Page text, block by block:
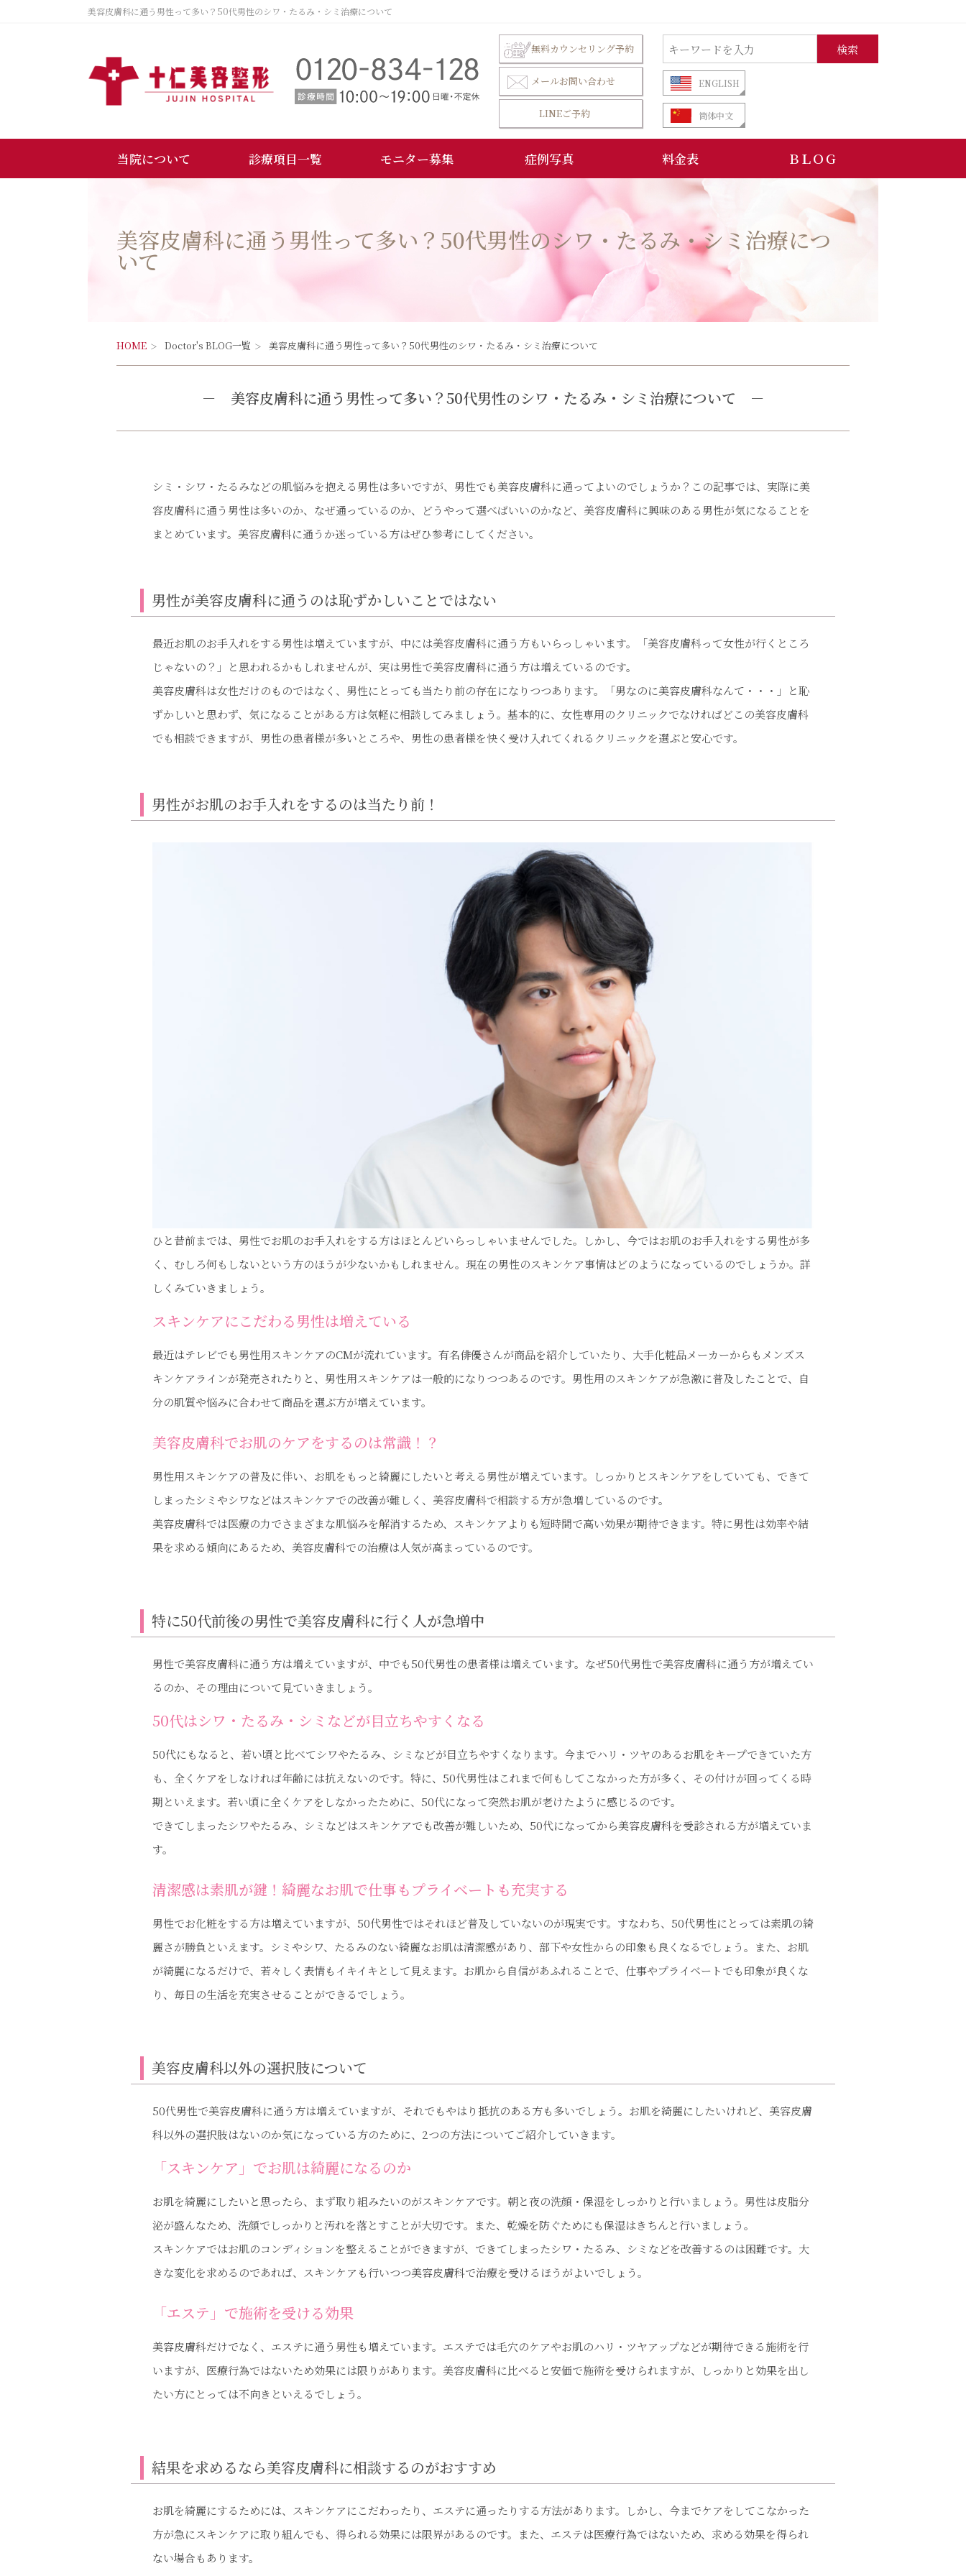
美容皮膚科に通う男性って多い？50代男性のシワ・たるみ・シミ治療について
無料カウンセリング予約
メールお問い合わせ
LINEご予約
検索
ENGLISH
筒体中文
当院について 診療項目一覧 モニター募集 症例写真 料金表 ＢＬＯＧ
美容皮膚科に通う男性って多い？50代男性のシワ・たるみ・シミ治療につ
いて
HOME Doctor's BLOG一覧 美容皮膚科に通う男性って多い？50代男性のシワ・たるみ・シミ治療について
－ 美容皮膚科に通う男性って多い？50代男性のシワ・たるみ・シミ治療について －
シミ・シワ・たるみなどの肌悩みを抱える男性は多いですが、男性でも美容皮膚科に通ってよいのでしょうか？この記事では、実際に美
容皮膚科に通う男性は多いのか、なぜ通っているのか、どうやって選べばいいのかなど、美容皮膚科に興味のある男性が気になることを
まとめています。美容皮膚科に通うか迷っている方はぜひ参考にしてください。
男性が美容皮膚科に通うのは恥ずかしいことではない
最近お肌のお手入れをする男性は増えていますが、中には美容皮膚科に通う方もいらっしゃいます。「美容皮膚科って女性が行くところ
じゃないの？」と思われるかもしれませんが、実は男性で美容皮膚科に通う方は増えているのです。
美容皮膚科は女性だけのものではなく、男性にとっても当たり前の存在になりつつあります。「男なのに美容皮膚科なんて・・・」と恥
ずかしいと思わず、気になることがある方は気軽に相談してみましょう。基本的に、女性専用のクリニックでなければどこの美容皮膚科
でも相談できますが、男性の患者様が多いところや、男性の患者様を快く受け入れてくれるクリニックを選ぶと安心です。
男性がお肌のお手入れをするのは当たり前！
ひと昔前までは、男性でお肌のお手入れをする方はほとんどいらっしゃいませんでした。しかし、今ではお肌のお手入れをする男性が多
く、むしろ何もしないという方のほうが少ないかもしれません。現在の男性のスキンケア事情はどのようになっているのでしょうか。詳
しくみていきましょう。
スキンケアにこだわる男性は増えている
最近はテレビでも男性用スキンケアのCMが流れています。有名俳優さんが商品を紹介していたり、大手化粧品メーカーからもメンズス
キンケアラインが発売されたりと、男性用スキンケアは一般的になりつつあるのです。男性用のスキンケアが急激に普及したことで、自
分の肌質や悩みに合わせて商品を選ぶ方が増えています。
美容皮膚科でお肌のケアをするのは常識！？
男性用スキンケアの普及に伴い、お肌をもっと綺麗にしたいと考える男性が増えています。しっかりとスキンケアをしていても、できて
しまったシミやシワなどはスキンケアでの改善が難しく、美容皮膚科で相談する方が急増しているのです。
美容皮膚科では医療の力でさまざまな肌悩みを解消するため、スキンケアよりも短時間で高い効果が期待できます。特に男性は効率や結
果を求める傾向にあるため、美容皮膚科での治療は人気が高まっているのです。
特に50代前後の男性で美容皮膚科に行く人が急増中
男性で美容皮膚科に通う方は増えていますが、中でも50代男性の患者様は増えています。なぜ50代男性で美容皮膚科に通う方が増えてい
るのか、その理由について見ていきましょう。
50代はシワ・たるみ・シミなどが目立ちやすくなる
50代にもなると、若い頃と比べてシワやたるみ、シミなどが目立ちやすくなります。今までハリ・ツヤのあるお肌をキープできていた方
も、全くケアをしなければ年齢には抗えないのです。特に、50代男性はこれまで何もしてこなかった方が多く、その付けが回ってくる時
期といえます。若い頃に全くケアをしなかったために、50代になって突然お肌が老けたように感じるのです。
できてしまったシワやたるみ、シミなどはスキンケアでも改善が難しいため、50代になってから美容皮膚科を受診される方が増えていま
す。
清潔感は素肌が鍵！綺麗なお肌で仕事もプライベートも充実する
男性でお化粧をする方は増えていますが、50代男性ではそれほど普及していないのが現実です。すなわち、50代男性にとっては素肌の綺
麗さが勝負といえます。シミやシワ、たるみのない綺麗なお肌は清潔感があり、部下や女性からの印象も良くなるでしょう。また、お肌
が綺麗になるだけで、若々しく表情もイキイキとして見えます。お肌から自信があふれることで、仕事やプライベートでも印象が良くな
り、毎日の生活を充実させることができるでしょう。
美容皮膚科以外の選択肢について
50代男性で美容皮膚科に通う方は増えていますが、それでもやはり抵抗のある方も多いでしょう。お肌を綺麗にしたいけれど、美容皮膚
科以外の選択肢はないのか気になっている方のために、2つの方法についてご紹介していきます。
「スキンケア」でお肌は綺麗になるのか
お肌を綺麗にしたいと思ったら、まず取り組みたいのがスキンケアです。朝と夜の洗顔・保湿をしっかりと行いましょう。男性は皮脂分
泌が盛んなため、洗顔でしっかりと汚れを落とすことが大切です。また、乾燥を防ぐためにも保湿はきちんと行いましょう。
スキンケアではお肌のコンディションを整えることができますが、できてしまったシワ・たるみ、シミなどを改善するのは困難です。大
きな変化を求めるのであれば、スキンケアも行いつつ美容皮膚科で治療を受けるほうがよいでしょう。
「エステ」で施術を受ける効果
美容皮膚科だけでなく、エステに通う男性も増えています。エステでは毛穴のケアやお肌のハリ・ツヤアップなどが期待できる施術を行
いますが、医療行為ではないため効果には限りがあります。美容皮膚科に比べると安価で施術を受けられますが、しっかりと効果を出し
たい方にとっては不向きといえるでしょう。
結果を求めるなら美容皮膚科に相談するのがおすすめ
お肌を綺麗にするためには、スキンケアにこだわったり、エステに通ったりする方法があります。しかし、今までケアをしてこなかった
方が急にスキンケアに取り組んでも、得られる効果には限界があるのです。また、エステは医療行為ではないため、求める効果を得られ
ない場合もあります。